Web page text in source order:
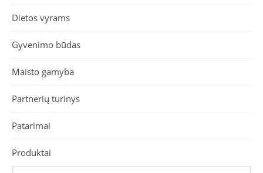
Dietos vyrams
Gyvenimo būdas
Maisto gamyba
Partnerių turinys
Patarimai
Produktai